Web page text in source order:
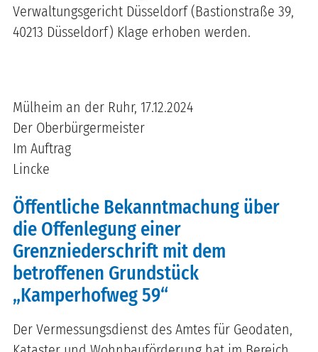
Verwaltungsgericht Düsseldorf (Bastionstraße 39,
40213 Düsseldorf) Klage erhoben werden.
Mülheim an der Ruhr, 17.12.2024
Der Oberbürgermeister
Im Auftrag
Lincke
Öffentliche Bekanntmachung über
die Offenlegung einer
Grenzniederschrift mit dem
betroffenen Grundstück
„Kamperhofweg 59“
Der Vermessungsdienst des Amtes für Geodaten,